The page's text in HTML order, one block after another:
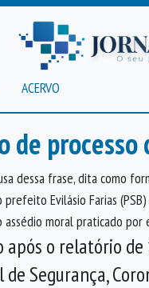
ACERVO
processo
dessa frase, dita como
Evilásio Farias
moral praticado por
o relatório
Segurança,